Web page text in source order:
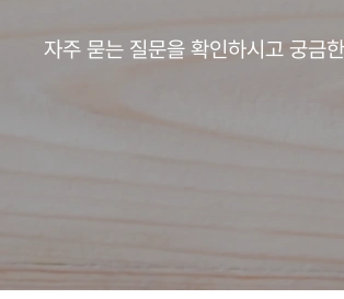
자주 묻는 질문을 확인하시고 궁금